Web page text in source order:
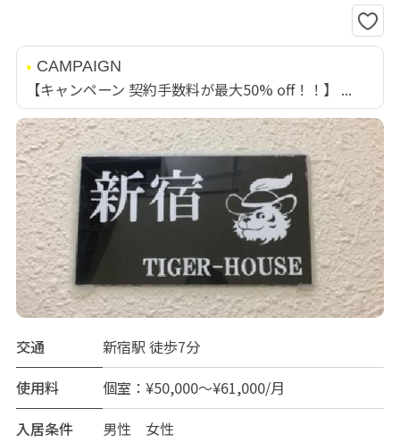
CAMPAIGN
【キャンペーン 契約手数料が最大50% off！！】 ...
交通
新宿駅 徒歩7分
使用料
個室：¥50,000～¥61,000/月
入居条件
男性 女性